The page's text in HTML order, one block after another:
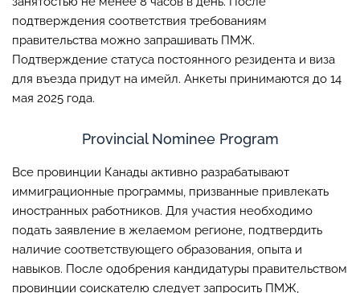
подтверждения соответствия требованиям
правительства можно запрашивать ПМЖ.
Подтверждение статуса постоянного резидента и виза
для въезда придут на имейл. Анкеты принимаются до 14
мая 2025 года.
Provincial Nominee Program
Все провинции Канады активно разрабатывают
иммиграционные программы, призванные привлекать
иностранных работников. Для участия необходимо
подать заявление в желаемом регионе, подтвердить
наличие соответствующего образования, опыта и
навыков. После одобрения кандидатуры правительством
провинции соискателю следует запросить ПМЖ,